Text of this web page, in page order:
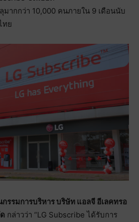
ากกว่า 10,000 คนภายใน 9 เดือนนับ
ทย
รรมการบริหาร บริษัท แอลจี อีเลคทรอ
กล่าวว่า “LG Subscribe ได้รับการ